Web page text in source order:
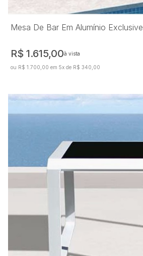
Mesa De Bar Em Alumínio Exclusive
R$ 1.615,00à vista
ou R$ 1.700,00 em 5x de R$ 340,00